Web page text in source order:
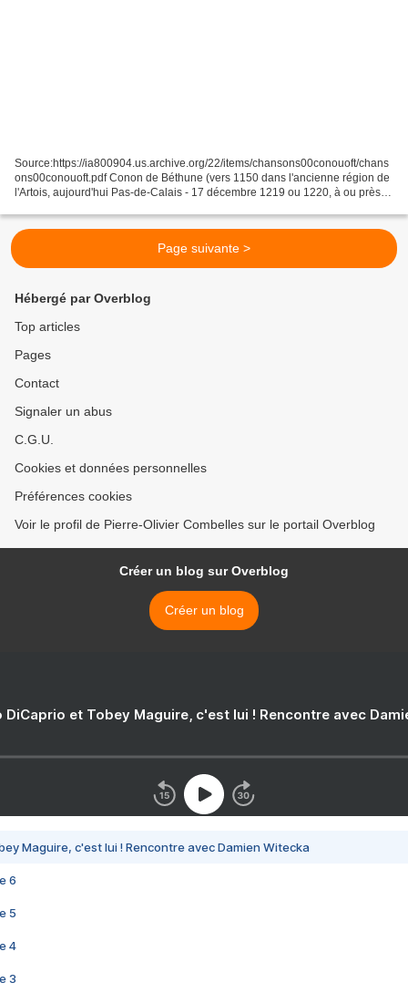
Source:https://ia800904.us.archive.org/22/items/chansons00conouoft/chans
ons00conouoft.pdf Conon de Béthune (vers 1150 dans l'ancienne région de
l'Artois, aujourd'hui Pas-de-Calais - 17 décembre 1219 ou 1220, à ou près
Page suivante >
Hébergé par Overblog
Top articles
Pages
Contact
Signaler un abus
C.G.U.
Cookies et données personnelles
Préférences cookies
Voir le profil de Pierre-Olivier Combelles sur le portail Overblog
Créer un blog sur Overblog
Créer un blog
DiCaprio et Tobey Maguire, c'est lui ! Rencontre avec
Maguire, c'est lui ! Rencontre avec Damien Witecka
6
5
4
3